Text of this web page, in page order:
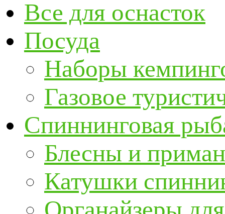
Все для оснасток
Посуда
Наборы
Газовое
Спиннинговая
Блесны и
Катушки